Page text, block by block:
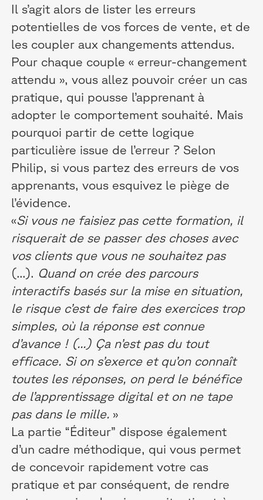
Il s’agit alors de lister les erreurs
potentielles de vos forces de vente, et de
les coupler aux changements attendus.
Pour chaque couple « erreur-changement
attendu », vous allez pouvoir créer un cas
pratique, qui pousse l’apprenant à
adopter le comportement souhaité. Mais
pourquoi partir de cette logique
particulière issue de l’erreur ? Selon
Philip, si vous partez des erreurs de vos
apprenants, vous esquivez le piège de
l’évidence.
«Si vous ne faisiez pas cette formation, il
risquerait de se passer des choses avec
vos clients que vous ne souhaitez pas
(...). Quand on crée des parcours
interactifs basés sur la mise en situation,
le risque c’est de faire des exercices trop
simples, où la réponse est connue
d’avance ! (...) Ça n’est pas du tout
efficace. Si on s’exerce et qu’on connaît
toutes les réponses, on perd le bénéfice
de l’apprentissage digital et on ne tape
pas dans le mille. »
La partie “Éditeur” dispose également
d’un cadre méthodique, qui vous permet
de concevoir rapidement votre cas
pratique et par conséquent, de rendre